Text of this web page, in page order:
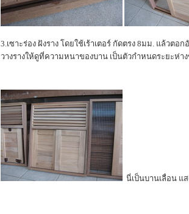
3.เซาะร่อง ฝังราง โดยใช้เร้าเตอร์ กัดตรง 8มม. แล้วต
วางรางให้ดูที่ความหนาของบาน เป็นตัวกำหนดระยะห่าง
นี่เป็นบานเลื่อน แ